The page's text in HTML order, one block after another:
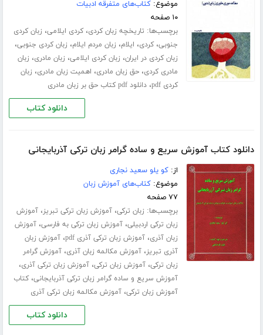
موضوع:کتاب‌های متفرقه ادبیات
۱۰ صفحه
برچسب‌ها: تاریخچه زبان کردی،کردی ایلامی، زبان کردی
جنوبی،کردی، ایلام، زبان مردم ایلام، زبان کردی جنوبی،
زبان کردی در ایران، زبان کردی ایلامی، زبان مادری، زبان
مادری کردی،حق زبان مادری، اهمیت زبان مادری، زبان
کردی pdf
،دانلود pdf کتاب حق بر زبان مادری
دانلود کتاب
دانلود کتاب آموزش سریع و ساده گرامر زبان ترکی آذربایجانی
از:کو یلو سعید نجاری
موضوع:کتاب‌های آموزش زبان
۷۷ صفحه
برچسب‌ها: زبان ترکی،آموزش زبان ترکی تبریز،آموزش
زبان ترکی اردبیلی،آموزش زبان ترکی به فارسی،آموزش
زبان آذری،آموزش زبان ترکی آذری pdf ،آموزش زبان
آذری تبریز،آموزش مکالمه زبان آذری،آموزش گرامر
زبان ترکی،آموزش زبان ترکی،آموزش زبان ترکی آذری،
آموزش سریع و ساده گرامر زبان ترکی آذربایجانی،کتاب
آموزش زبان ترکی،آموزش مکالمه زبان ترکی آذری
دانلود کتاب